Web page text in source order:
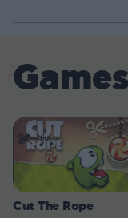
Games
Cut The Rope